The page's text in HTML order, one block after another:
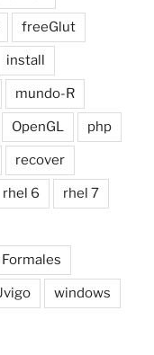
freeGlut
install
mundo-R
OpenGL php
recover
rhel 6 rhel 7
windows